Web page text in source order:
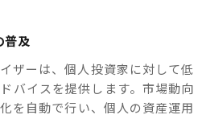
普及
ザーは、個人投資家に対して低
バイスを提供します。市場動向
を自動で行い、個人の資産運用